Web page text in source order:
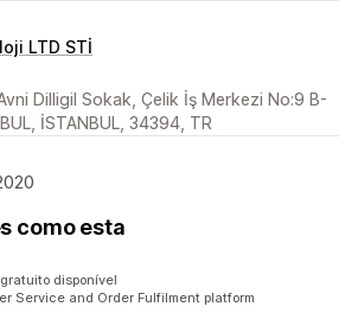
LTD STİ
Dilligil Sokak, Çelik İş Merkezi No:9 B-
İSTANBUL, 34394, TR
como esta
disponível
Service and Order Fulfilment platform